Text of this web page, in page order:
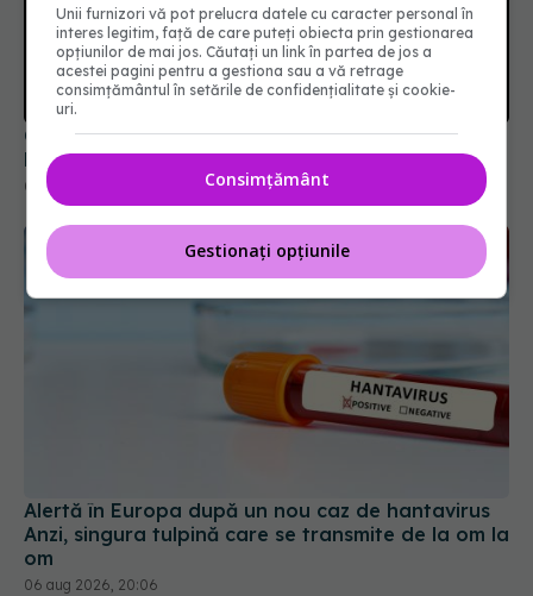
Colebil și Panzcebil, blocate la vânzare în
România. Anunțul făcut de Biofarm
04 aug 2026, 19:47
Alertă în Europa după un nou caz de hantavirus
Anzi, singura tulpină care se transmite de la om la
om
06 aug 2026, 20:06
Unii furnizori vă pot prelucra datele cu caracter personal în
interes legitim, față de care puteți obiecta prin gestionarea
opțiunilor de mai jos. Căutați un link în partea de jos a
acestei pagini pentru a gestiona sau a vă retrage
consimțământul în setările de confidențialitate și cookie-
uri.
Consimțământ
Gestionați opțiunile